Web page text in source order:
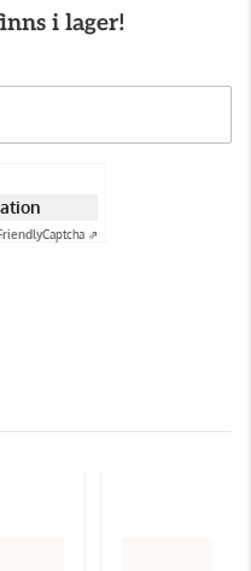
i lager!
Captcha ⇗